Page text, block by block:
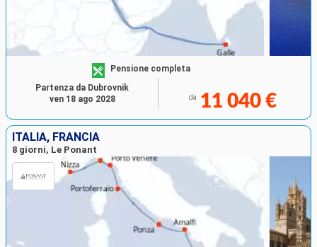
Pensione completa
da 11 040 €
Partenza da Dubrovnik
ven 18 ago 2028
ITALIA, FRANCIA
8 giorni, Le Ponant